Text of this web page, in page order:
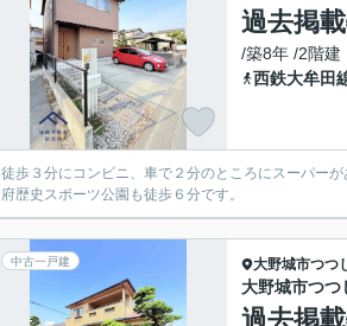
過去掲
/築8年 /2階建
西鉄大牟田
徒歩３分にコンビニ、車で２分のところにスーパー
府歴史スポーツ公園も徒歩６分です。
中古一戸建 大野城市つつ
大野城市つつ
過去掲